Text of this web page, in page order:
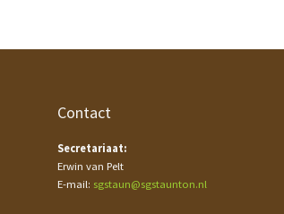
Contact
Secretariaat:
Erwin van Pelt
E-mail: sgstaun@sgstaunton.nl